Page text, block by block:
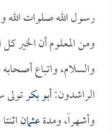
رسول الله صلوات الله
ومن المعلوم أن الخير
والسلام، واتباع
الراشدون:أبو بكرتولى
وأشهراً، ومدةعثمان